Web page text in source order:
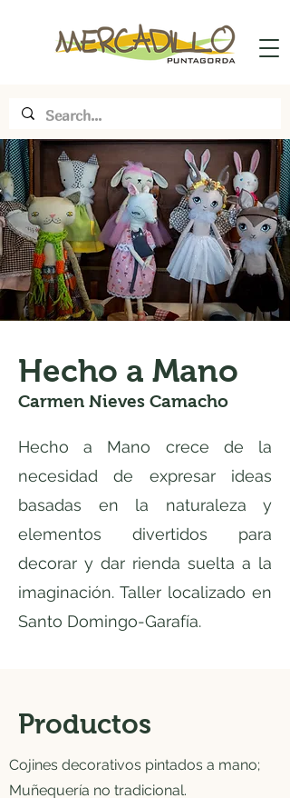
Hecho a Mano
Carmen Nieves Camacho
Hecho a Mano crece de la
necesidad de expresar ideas
basadas en la naturaleza y
elementos divertidos para
decorar y dar rienda suelta a la
imaginación. Taller localizado en
Santo Domingo-Garafía.
Productos
Cojines decorativos pintados a mano;
Muñequería no tradicional.